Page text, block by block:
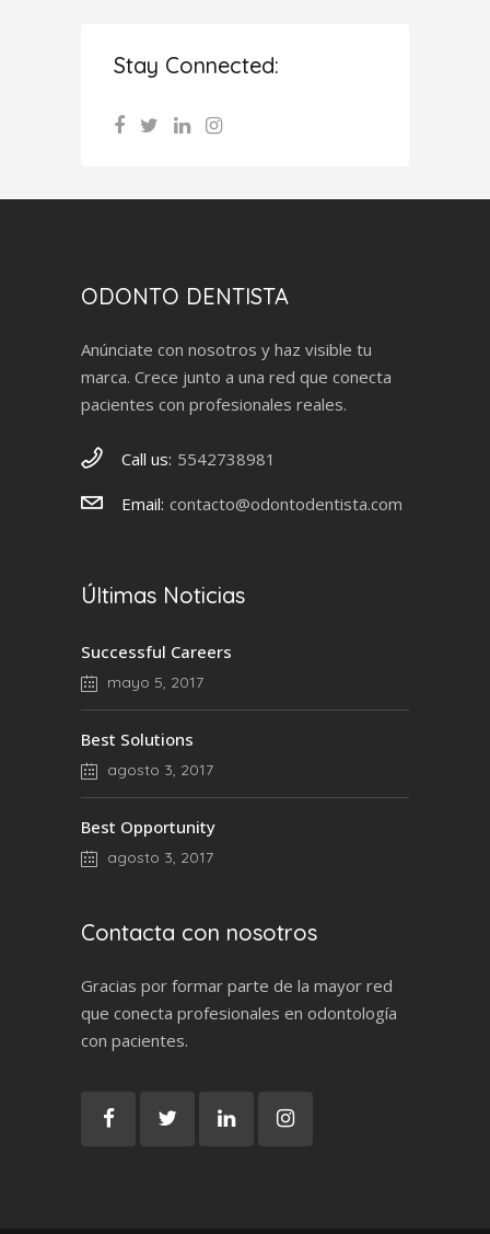
Stay Connected:
ODONTO DENTISTA
Anúnciate con nosotros y haz visible tu
marca. Crece junto a una red que conecta
pacientes con profesionales reales.
Call us: 5542738981
Email: contacto@odontodentista.com
Últimas Noticias
Successful Careers
mayo 5, 2017
Best Solutions
agosto 3, 2017
Best Opportunity
agosto 3, 2017
Contacta con nosotros
Gracias por formar parte de la mayor red
que conecta profesionales en odontología
con pacientes.